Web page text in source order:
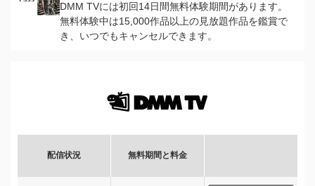
DMM TVには初回14日間無料体験期間があります。
無料体験中は15,000作品以上の見放題作品を鑑賞で
き、いつでもキャンセルできます。
配信状況 無料期間と料金